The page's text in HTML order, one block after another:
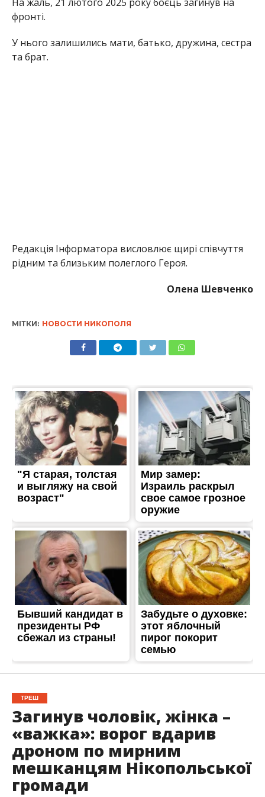
фронті.
У нього залишились мати, батько, дружина, сестра
та брат.
Редакція Інформатора висловлює щирі співчуття
рідним та близьким полеглого Героя.
Олена Шевченко
МІТКИ: НОВОСТИ НИКОПОЛЯ
ТРЕШ
Загинув чоловік, жінка –
«важка»: ворог вдарив
дроном по мирним
мешканцям Нікопольської
громади